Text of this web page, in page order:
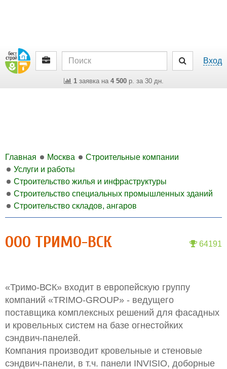
Вход
1заявка на 4 500р. за 30 дн.
Главная Москва
Строительные компании
Услуги и работы
Строительство жилья и инфраструктуры
Строительство специальных промышленных зданий
Строительство складов, ангаров
64191
ООО ТРИМО-ВСК
«Тримо-ВСК» входит в европейскую группу
компаний «TRIMO-GROUP» - ведущего
поставщика комплексных решений для фасадных
и кровельных систем на базе огнестойких
сэндвич-панелей.
Компания производит кровельные и стеновые
сэндвич-панели, в т.ч. панели INVISIO, доборные